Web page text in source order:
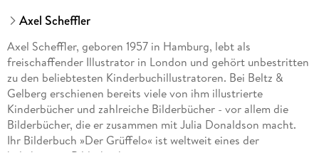
Axel Scheffler
Axel Scheffler, geboren 1957 in Hamburg, lebt als
freischaffender Illustrator in London und gehört unbestritten
zu den beliebtesten Kinderbuchillustratoren. Bei Beltz &
Gelberg erschienen bereits viele von ihm illustrierte
Kinderbücher und zahlreiche Bilderbücher - vor allem die
Bilderbücher, die er zusammen mit Julia Donaldson macht.
Ihr Bilderbuch »Der Grüffelo« ist weltweit eines der
beliebtesten Bilderbücher.